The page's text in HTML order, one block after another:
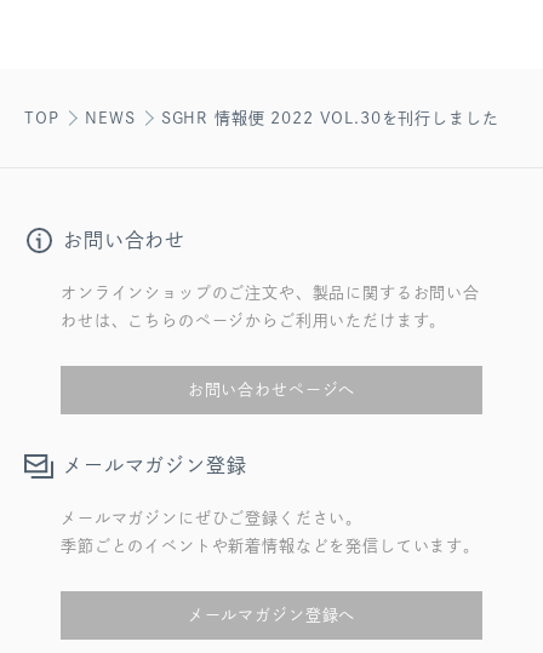
TOP NEWS SGHR 情報便 2022 VOL.30を刊行しました
お問い合わせ
オンラインショップのご注文や、製品に関するお問い合
わせは、こちらのページからご利用いただけます。
お問い合わせページへ
メールマガジン登録
メールマガジンにぜひご登録ください。
季節ごとのイベントや新着情報などを発信しています。
メールマガジン登録へ